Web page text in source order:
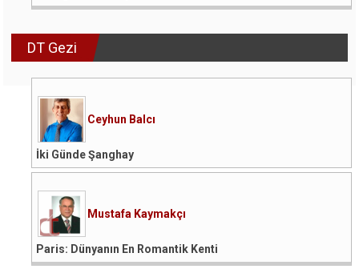
DT Gezi
Ceyhun Balcı
İki Günde Şanghay
Mustafa Kaymakçı
Paris: Dünyanın En Romantik Kenti